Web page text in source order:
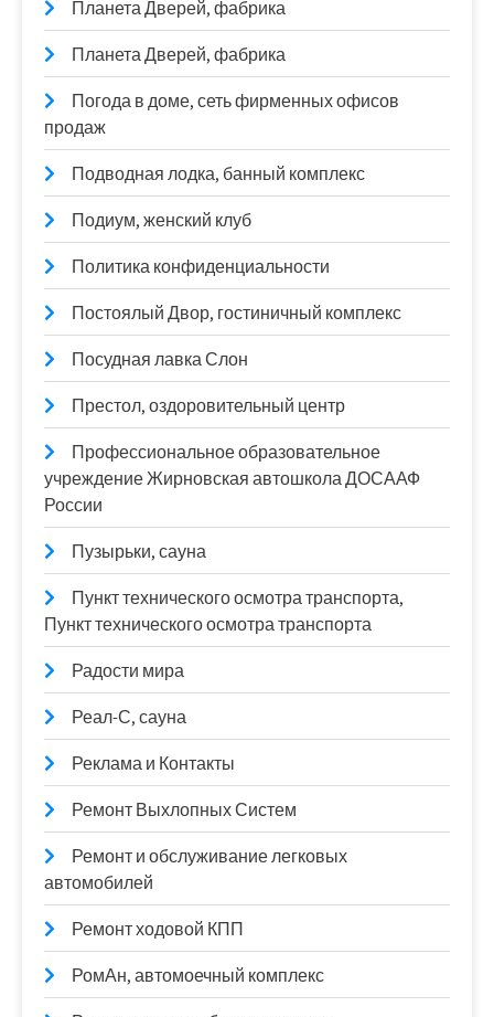
Планета Дверей, фабрика
Планета Дверей, фабрика
Погода в доме, сеть фирменных офисов
продаж
Подводная лодка, банный комплекс
Подиум, женский клуб
Политика конфиденциальности
Постоялый Двор, гостиничный комплекс
Посудная лавка Слон
Престол, оздоровительный центр
Профессиональное образовательное
учреждение Жирновская автошкола ДОСААФ
России
Пузырьки, сауна
Пункт технического осмотра транспорта,
Пункт технического осмотра транспорта
Радости мира
Реал-С, сауна
Реклама и Контакты
Ремонт Выхлопных Систем
Ремонт и обслуживание легковых
автомобилей
Ремонт ходовой КПП
РомАн, автомоечный комплекс